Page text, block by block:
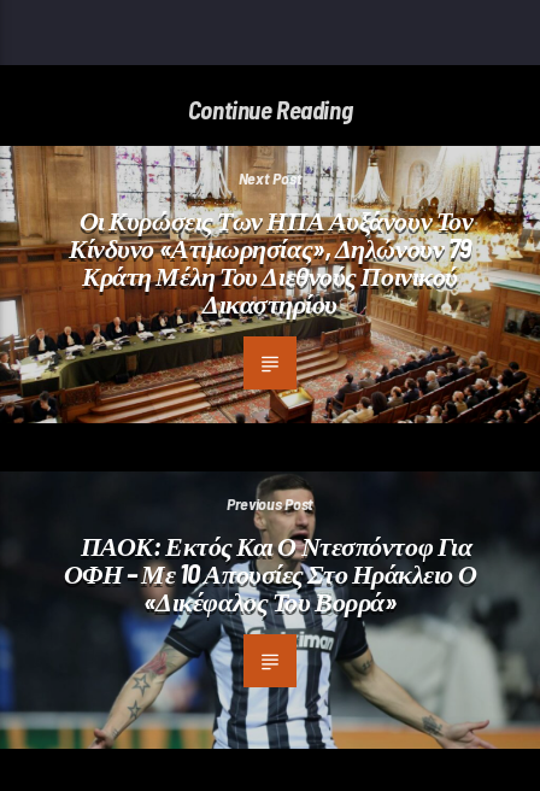
Continue Reading
Next Post
Οι Κυρώσεις Των ΗΠΑ Αυξάνουν Τον
Κίνδυνο «ατιμωρησίας», Δηλώνουν 79
Κράτη Μέλη Του Διεθνούς Ποινικού
Δικαστηρίου
Previous Post
ΠΑΟΚ: Εκτός Και Ο Ντεσπόντοφ Για
ΟΦΗ – Με 10 Απουσίες Στο Ηράκλειο Ο
«Δικέφαλος Του Βορρά»